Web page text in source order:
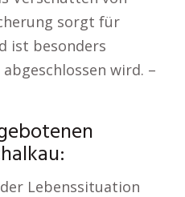
sorgt für
ist besonders
wird. –
Lebenssituation